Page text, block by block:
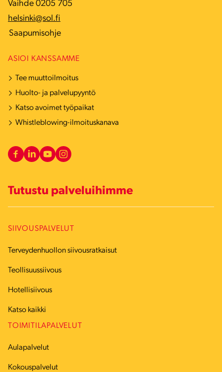
Vaihde 0205 705
helsinki@sol.fi
Saapumisohje
ASIOI KANSSAMME
Tee muuttoilmoitus
Huolto- ja palvelupyyntö
Katso avoimet työpaikat
Whistleblowing-ilmoituskanava
Tutustu palveluihimme
SIIVOUSPALVELUT
Terveydenhuollon siivousratkaisut
Teollisuussiivous
Hotellisiivous
Katso kaikki
TOIMITILAPALVELUT
Aulapalvelut
Kokouspalvelut